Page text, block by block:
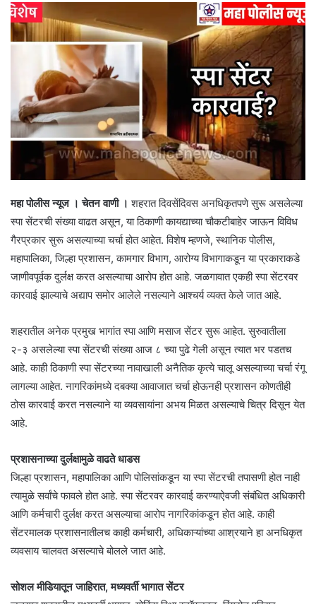
महा पोलीस न्यूज । चेतन वाणी । शहरात दिवसेंदिवस अनधिकृतपणे सुरू असलेल्या
स्पा सेंटरची संख्या वाढत असून, या ठिकाणी कायद्याच्या चौकटीबाहेर जाऊन विविध
गैरप्रकार सुरू असल्याच्या चर्चा होत आहेत. विशेष म्हणजे, स्थानिक पोलीस,
महापालिका, जिल्हा प्रशासन, कामगार विभाग, आरोग्य विभागाकडून या प्रकाराकडे
जाणीवपूर्वक दुर्लक्ष करत असल्याचा आरोप होत आहे. जळगावात एकही स्पा सेंटरवर
कारवाई झाल्याचे अद्याप समोर आलेले नसल्याने आश्चर्य व्यक्त केले जात आहे.
शहरातील अनेक प्रमुख भागांत स्पा आणि मसाज सेंटर सुरू आहेत. सुरुवातीला
२-३ असलेल्या स्पा सेंटरची संख्या आज ८ च्या पुढे गेली असून त्यात भर पडतच
आहे. काही ठिकाणी स्पा सेंटरच्या नावाखाली अनैतिक कृत्ये चालू असल्याच्या चर्चा रंगू
लागल्या आहेत. नागरिकांमध्ये दबक्या आवाजात चर्चा होऊनही प्रशासन कोणतीही
ठोस कारवाई करत नसल्याने या व्यवसायांना अभय मिळत असल्याचे चित्र दिसून येत
आहे.
प्रशासनाच्या दुर्लक्षामुळे वाढते धाडस
जिल्हा प्रशासन, महापालिका आणि पोलिसांकडून या स्पा सेंटरची तपासणी होत नाही
त्यामुळे सर्वांचे फावले होत आहे. स्पा सेंटरवर कारवाई करण्याऐवजी संबंधित अधिकारी
आणि कर्मचारी दुर्लक्ष करत असल्याचा आरोप नागरिकांकडून होत आहे. काही
सेंटरमालक प्रशासनातीलच काही कर्मचारी, अधिकाऱ्यांच्या आश्रयाने हा अनधिकृत
व्यवसाय चालवत असल्याचे बोलले जात आहे.
सोशल मीडियातून जाहिरात, मध्यवर्ती भागात सेंटर